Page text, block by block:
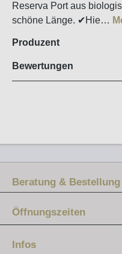
Reserva Port aus
schöne Länge. ✔Hie…
Produzent
Bewertungen
Beratung & Bestellung
Öffnungszeiten
12 - 20 Uhr
Infos